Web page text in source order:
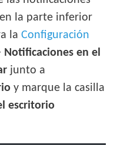
la parte inferior
laConfiguración
Notificaciones en el
junto a
y marque la casilla
escritorio